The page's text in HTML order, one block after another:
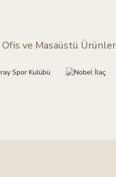
Ofis ve Masaüstü Ürünler